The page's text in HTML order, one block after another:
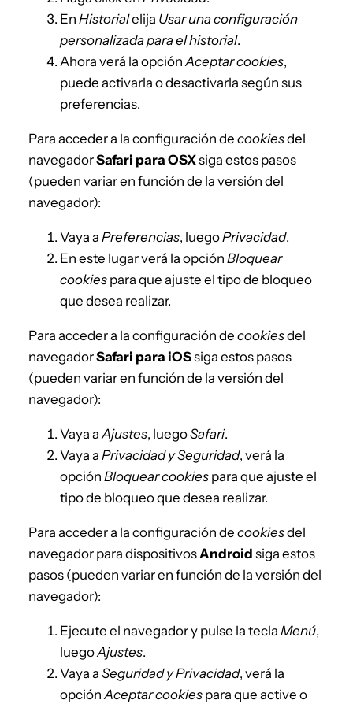
En Historialelija Usar una configuración
personalizada para el historial.
Ahora verá la opciónAceptar cookies,
puede activarla o desactivarla según sus
preferencias.
Para acceder a la configuración de cookiesdel
navegadorSafari para OSXsiga estos pasos
(pueden variar en función de la versión del
navegador):
Vaya a Preferencias, luegoPrivacidad.
En este lugar verá la opción Bloquear
cookies para que ajuste el tipo de bloqueo
que desea realizar.
Para acceder a la configuración de cookiesdel
navegadorSafari para iOSsiga estos pasos
(pueden variar en función de la versión del
navegador):
Vaya aAjustes, luegoSafari.
Vaya a Privacidad y Seguridad, verá la
opción Bloquear cookies para que ajuste el
tipo de bloqueo que desea realizar.
Para acceder a la configuración de cookiesdel
navegador para dispositivosAndroid siga estos
pasos (pueden variar en función de la versión del
navegador):
Ejecute el navegador y pulse la tecla Menú,
luegoAjustes.
Vaya a Seguridad y Privacidad, verá la
opciónAceptar cookies para que active o